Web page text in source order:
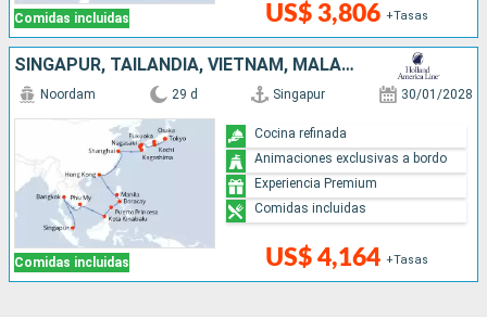
Comidas incluidas US$ 3,806 +Tasas
SINGAPUR, TAILANDIA, VIETNAM, MALASIA, FILIPINAS, CHINA, JAPÓN
Comidas incluidas
Noordam 29 d Singapur 30/01/2028
US$ 4,164 +Tasas
Cocina refinada
Animaciones exclusivas a bordo
Experiencia Premium
Comidas incluidas